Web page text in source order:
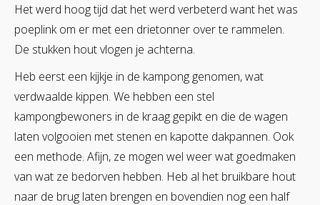
Het werd hoog tijd dat het werd verbeterd want het was
poeplink om er met een drietonner over te rammelen.
De stukken hout vlogen je achterna.
Heb eerst een kijkje in de kampong genomen, wat
verdwaalde kippen. We hebben een stel
kampongbewoners in de kraag gepikt en die de wagen
laten volgooien met stenen en kapotte dakpannen. Ook
een methode. Afijn, ze mogen wel weer wat goedmaken
van wat ze bedorven hebben. Heb al het bruikbare hout
naar de brug laten brengen en bovendien nog een half